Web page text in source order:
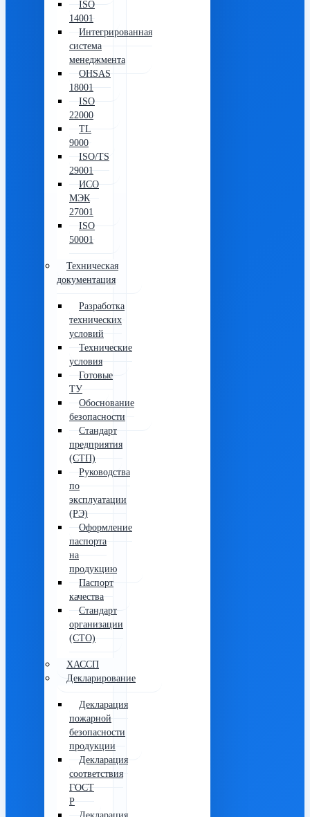
ISO
14001
Интегрированная
система
менеджмента
OHSAS
18001
ISO
22000
TL
9000
ISO/TS
29001
ИСО
МЭК
27001
ISO
50001
Техническая
документация
Разработка
технических
условий
Технические
условия
Готовые
ТУ
Обоснование
безопасности
Стандарт
предприятия
(СТП)
Руководства
по
эксплуатации
(РЭ)
Оформление
паспорта
на
продукцию
Паспорт
качества
Стандарт
организации
(СТО)
ХАССП
Декларирование
Декларация
пожарной
безопасности
продукции
Декларация
соответствия
ГОСТ
Р